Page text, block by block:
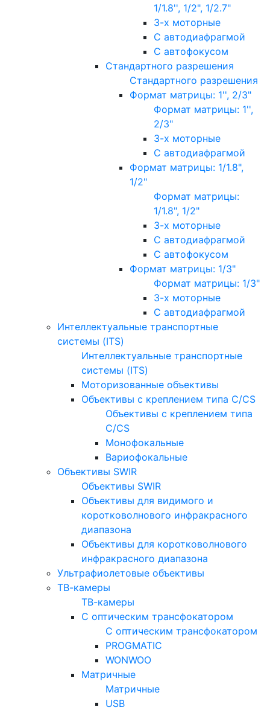
1/1.8'', 1/2", 1/2.7"
3-х моторные
С автодиафрагмой
С автофокусом
Стандартного разрешения
Стандартного разрешения
Формат матрицы: 1'', 2/3"
Формат матрицы: 1'',
2/3"
3-х моторные
С автодиафрагмой
Формат матрицы: 1/1.8",
1/2"
Формат матрицы:
1/1.8", 1/2"
3-х моторные
С автодиафрагмой
С автофокусом
Формат матрицы: 1/3"
Формат матрицы: 1/3"
3-х моторные
С автодиафрагмой
Интеллектуальные транспортные
системы (ITS)
Интеллектуальные транспортные
системы (ITS)
Моторизованные объективы
Объективы с креплением типа C/CS
Объективы с креплением типа
C/CS
Монофокальные
Вариофокальные
Объективы SWIR
Объективы SWIR
Объективы для видимого и
коротковолнового инфракрасного
диапазона
Объективы для коротковолнового
инфракрасного диапазона
Ультрафиолетовые объективы
ТВ-камеры
ТВ-камеры
С оптическим трансфокатором
С оптическим трансфокатором
PROGMATIC
WONWOO
Матричные
Матричные
USB